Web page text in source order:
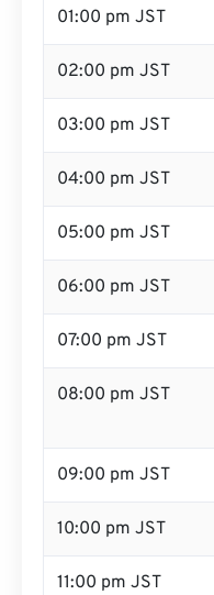
01:00 pm JST
02:00 pm JST
03:00 pm JST
04:00 pm JST
05:00 pm JST
06:00 pm JST
07:00 pm JST
08:00 pm JST
09:00 pm JST
10:00 pm JST
11:00 pm JST